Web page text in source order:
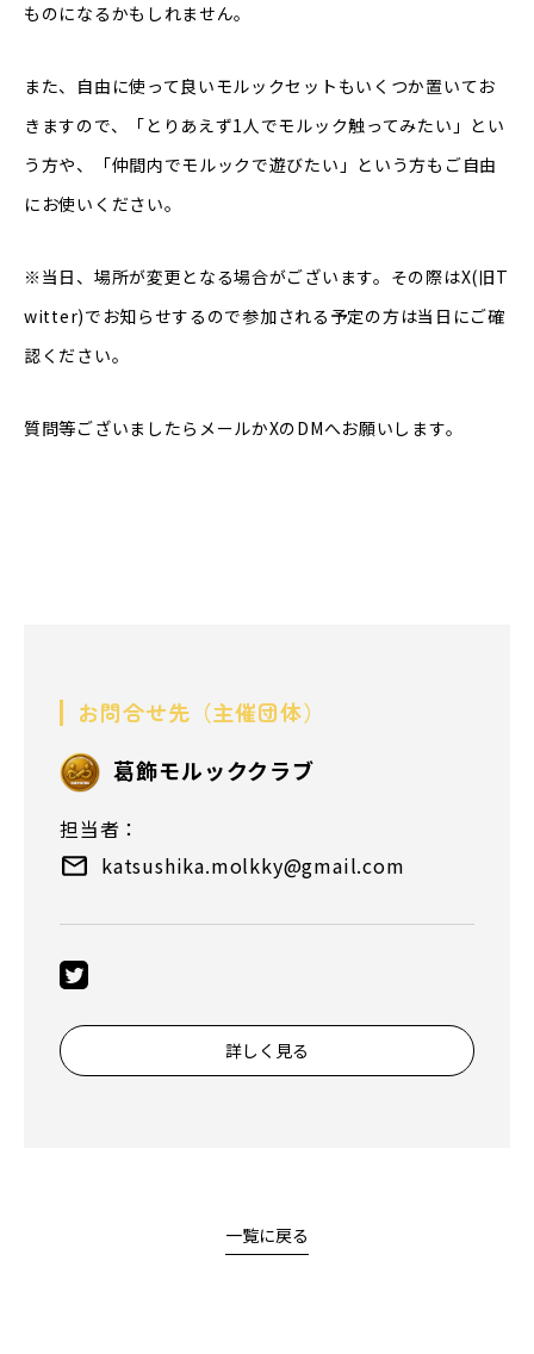
ものになるかもしれません。
また、自由に使って良いモルックセットもいくつか置いてお
きますので、「とりあえず1人でモルック触ってみたい」とい
う方や、「仲間内でモルックで遊びたい」という方もご自由
にお使いください。
※当日、場所が変更となる場合がございます。その際はX(旧T
witter)でお知らせするので参加される予定の方は当日にご確
認ください。
質問等ございましたらメールかXのDMへお願いします。
お問合せ先（主催団体）
葛飾モルッククラブ
担当者：
katsushika.molkky@gmail.com
詳しく見る
一覧に戻る